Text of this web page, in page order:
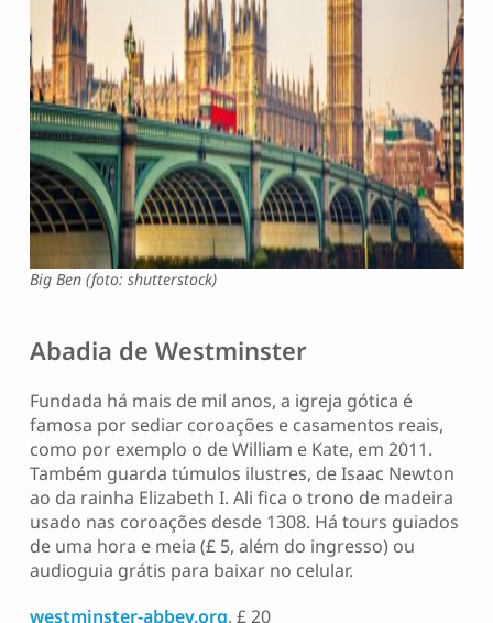
Big Ben (foto: shutterstock)
Abadia de Westminster
Fundada há mais de mil anos, a igreja gótica é
famosa por sediar coroações e casamentos reais,
como por exemplo o de William e Kate, em 2011.
Também guarda túmulos ilustres, de Isaac Newton
ao da rainha Elizabeth I. Ali fica o trono de madeira
usado nas coroações desde 1308. Há tours guiados
de uma hora e meia (£ 5, além do ingresso) ou
audioguia grátis para baixar no celular.
westminster-abbey.org, £ 20